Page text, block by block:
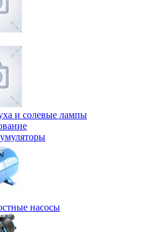
и солевые лампы
насосы